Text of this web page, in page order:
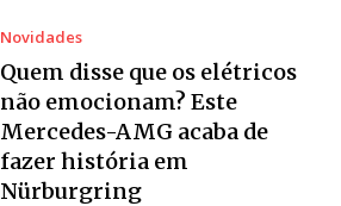
Novidades
Quem disse que os elétricos
não emocionam? Este
Mercedes-AMG acaba de
fazer história em
Nürburgring